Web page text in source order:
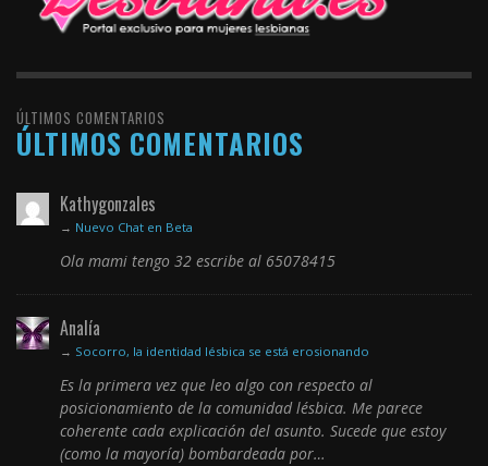
ÚLTIMOS COMENTARIOS
ÚLTIMOS COMENTARIOS
Kathygonzales
→ Nuevo Chat en Beta
Ola mami tengo 32 escribe al 65078415
Analía
→ Socorro, la identidad lésbica se está erosionando
Es la primera vez que leo algo con respecto al
posicionamiento de la comunidad lésbica. Me parece
coherente cada explicación del asunto. Sucede que estoy
(como la mayoría) bombardeada por…